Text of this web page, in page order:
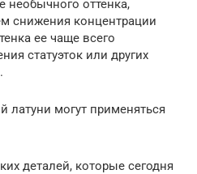
необычного оттенка,
снижения концентрации
ее чаще всего
статуэток или других
могут применяться
деталей, которые сегодня